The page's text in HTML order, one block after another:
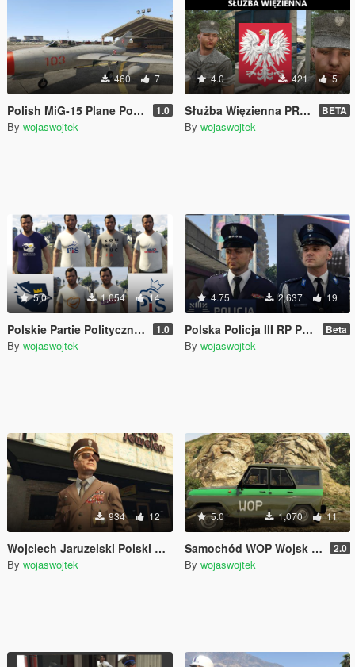
460 7
Polish MiG-15 Plane Polski Poland Polska 1.0
By wojaswojtek
4.0 421 5
Służba Więzienna PRL Prison Service Polska Poland Polish Polski BETA
By wojaswojtek
5.0 1,054 14
Polskie Partie Polityczne PiS KWiN Lewica OTUA KO PO Polska Poland Polish Polski for Michael 1.0
By wojaswojtek
4.75 2,637 19
Polska Policja III RP Polish Police Polska Poland Polski Beta
By wojaswojtek
934 12
Wojciech Jaruzelski Polski Generał LWP PRL Polska Poland Polish
By wojaswojtek
5.0 1,070 11
Samochód WOP Wojsk Ochrony Pogranicza PRL LWP Polish Poland Polski Polska 2.0
By wojaswojtek